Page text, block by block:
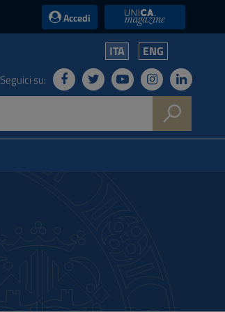
Accedi UniCA News
ITA ENG
Seguici su: